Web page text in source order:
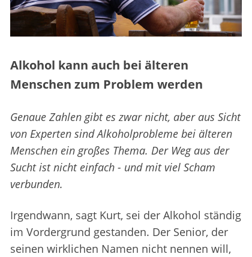
Alkohol kann auch bei älteren
Menschen zum Problem werden
Genaue Zahlen gibt es zwar nicht, aber aus Sicht
von Experten sind Alkoholprobleme bei älteren
Menschen ein großes Thema. Der Weg aus der
Sucht ist nicht einfach - und mit viel Scham
verbunden.
Irgendwann, sagt Kurt, sei der Alkohol ständig
im Vordergrund gestanden. Der Senior, der
seinen wirklichen Namen nicht nennen will,